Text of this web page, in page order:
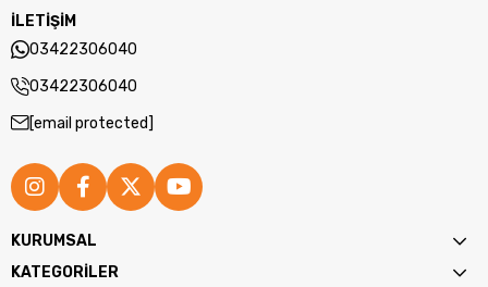
İLETİŞİM
03422306040
03422306040
[email protected]
KURUMSAL
KATEGORİLER